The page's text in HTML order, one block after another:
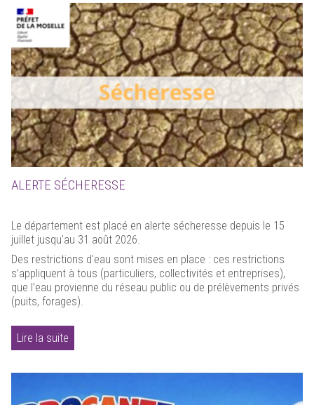
ALERTE SÉCHERESSE
Le département est placé en alerte sécheresse depuis le 15
juillet jusqu'au 31 août 2026.
Des restrictions d'eau sont mises en place : ces restrictions
s’appliquent à tous (particuliers, collectivités et entreprises),
que l’eau provienne du réseau public ou de prélèvements privés
(puits, forages).
Lire la suite